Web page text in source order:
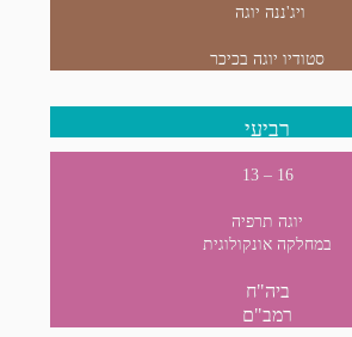
ויג'ננה יוגה
סטודיו יוגה בכיכר
רביעי
16 – 13
יוגה תרפיה
במחלקה אונקולוגית
ביה"ח
רמב"ם